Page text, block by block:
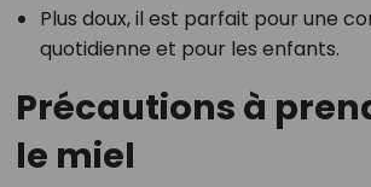
Plus doux, il est parfait pour une
quotidienne et pour les enfants.
Précautions à
le miel